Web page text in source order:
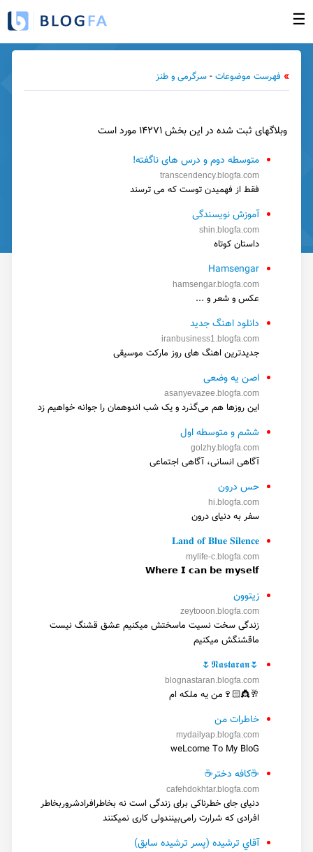
☰
ورود به بخش مدیریت
وبلاگهای بروز شده
فهرست وبلاگها
گزارش تخلف
تبلیغات در وبلاگها
» فهرست موضوعات -سرگرمی و طنز
وبلاگهای ثبت شده در این بخش ۱۴۲۷۱ مورد است
متوسطه دوم و درس های ناگفته!
transcendency.blogfa.com
فقط از فهمیدن توست که می ترسند
آموزش نویسندگی
shin.blogfa.com
داستان کوتاه
Hamsengar
hamsengar.blogfa.com
عکس و شعر و .‌..
دانلود اهنگ جدید
iranbusiness1.blogfa.com
جدیدترین اهنگ های روز مارکت موسیقی
اصن یه وضعی
asanyevazee.blogfa.com
این روزها هم می‌گذرد و یک شب اندوهمان را جوانه خواهیم زد
ششم و متوسطه اول
golzhy.blogfa.com
آگاهی انسانی، آگاهی اجتماعی
حس درون
hi.blogfa.com
سفر به دنیای درون
𝐋𝐚𝐧𝐝 𝐨𝐟 𝐁𝐥𝐮𝐞 𝐒𝐢𝐥𝐞𝐧𝐜𝐞
mylife-c.blogfa.com
𝗪𝗵𝗲𝗿𝗲 𝗜 𝗰𝗮𝗻 𝗯𝗲 𝗺𝘆𝘀𝗲𝗹𝗳
زیتوون
zeytooon.blogfa.com
زندگی سخت نسیت ماسختش میکنیم عشق قشنگ نیست
ماقشنگش میکنیم
🌷𝕹𝖆𝖘𝖙𝖆𝖗𝖆𝖓🌷
blognastaran.blogfa.com
🥂👸🏻🍷من یه ملکه ام
خاطرات من
mydailyap.blogfa.com
weLcome To My BloG
☕کافه دختر☕
cafehdokhtar.blogfa.com
دنیای جای خطرناکی برای زندگی است نه بخاطرافرادشروربخاطر
افرادی که شرارت رامی‌بینندولی کاری نمیکنند
آقاي ترشیده (پسر ترشیده سابق)